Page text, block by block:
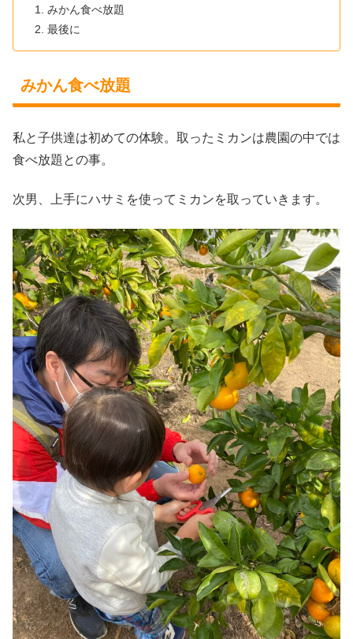
みかん食べ放題
最後に
みかん食べ放題
私と子供達は初めての体験。取ったミカンは農園の中では
食べ放題との事。
次男、上手にハサミを使ってミカンを取っていきます。